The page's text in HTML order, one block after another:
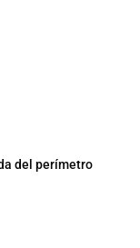
del perímetro